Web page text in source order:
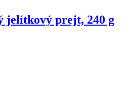
jelítkový prejt, 240 g